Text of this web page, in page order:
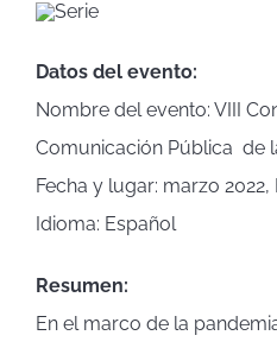
Datos del evento:
Nombre del evento: VIII
Comunicación Pública de
Fecha y lugar: marzo
Idioma: Español
Resumen:
En el marco de la